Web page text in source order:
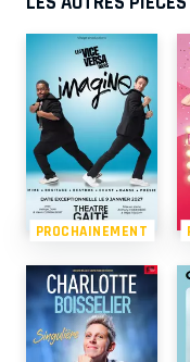
PROCHAINEMENT